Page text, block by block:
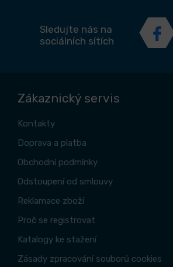
Sledujte nás na
sociálních sítích
Zákaznický servis
Kontakty
Doprava a platba
Obchodní podmínky
Odstoupení od smlouvy
Reklamace zboží
Proč se registrovat
Katalogy ke stažení
Zásady zpracování souborů cookies